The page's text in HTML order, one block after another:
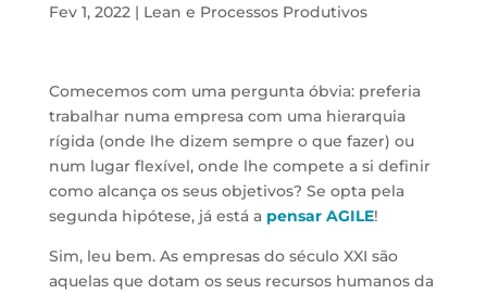
Fev 1, 2022 | Lean e Processos Produtivos
Comecemos com uma pergunta óbvia: preferia
trabalhar numa empresa com uma hierarquia
rígida (onde lhe dizem sempre o que fazer) ou
num lugar flexível, onde lhe compete a si definir
como alcança os seus objetivos? Se opta pela
segunda hipótese, já está a pensar AGILE!
Sim, leu bem. As empresas do século XXI são
aquelas que dotam os seus recursos humanos da